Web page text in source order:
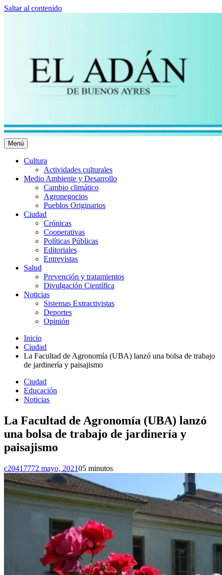
Saltar al contenido
El Adán Buenos Ayres
Noticias porteñas
Menú
Cultura
Actividades culturales
Medio Ambiente y Desarrollo
Cambio climático
Agronegocios
Pueblos Originarios
Ciudad
Crónicas
Cooperativas
Políticas Públicas
Editoriales
Entrevistas
Salud
Prevención y tratamientos
Divulgación Científica
Noticias
Sistemas Extractivistas
Deportes
Opinión
Inicio
Ciudad
La Facultad de Agronomía (UBA) lanzó una bolsa de trabajo
de jardinería y paisajismo
Ciudad
Educación
Noticias
La Facultad de Agronomía (UBA) lanzó
una bolsa de trabajo de jardinería y
paisajismo
c20417772 mayo, 202105 minutos